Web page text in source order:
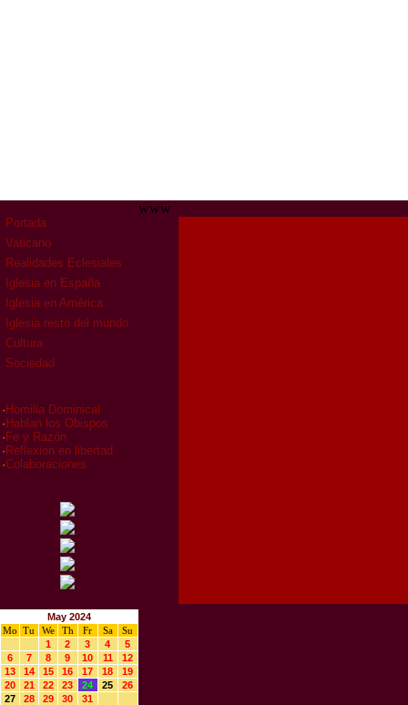
Portada
Vaticano
Realidades Eclesiales
Iglesia en España
Iglesia en América
Iglesia resto del mundo
Cultura
Sociedad
· Homilia Dominical
· Hablan los Obispos
· Fe y Razón
· Reflexion en libertad
·Colaboraciones
May 2024
Mo
Tu We Th Fr Sa
Su
1
2 3 4
5
6
7 8 9 10 11
12
13
14 15 16 17 18
19
20
21 22 23 24 25
26
27
28 29 30 31
www